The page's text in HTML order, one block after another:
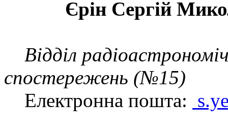
Єрін Сергій
Відділ
спостережень (№15)
Електронна пошта: